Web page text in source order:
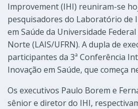
Improvement (IHI) reuniram-se
pesquisadores do Laboratório de
em Saúde da Universidade
Norte (LAIS/UFRN). A dupla de
participantes da 3ª Conferência
Inovação em Saúde, que começa
Os executivos Paulo Borem e
sênior e diretor do IHI,